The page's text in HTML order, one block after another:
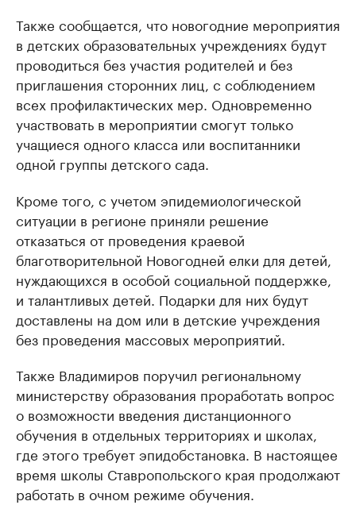
Также сообщается, что новогодние мероприятия
в детских образовательных учреждениях будут
проводиться без участия родителей и без
приглашения сторонних лиц, с соблюдением
всех профилактических мер. Одновременно
участвовать в мероприятии смогут только
учащиеся одного класса или воспитанники
одной группы детского сада.
Кроме того, с учетом эпидемиологической
ситуации в регионе приняли решение
отказаться от проведения краевой
благотворительной Новогодней елки для детей,
нуждающихся в особой социальной поддержке,
и талантливых детей. Подарки для них будут
доставлены на дом или в детские учреждения
без проведения массовых мероприятий.
Также Владимиров поручил региональному
министерству образования проработать вопрос
о возможности введения дистанционного
обучения в отдельных территориях и школах,
где этого требует эпидобстановка. В настоящее
время школы Ставропольского края продолжают
работать в очном режиме обучения.